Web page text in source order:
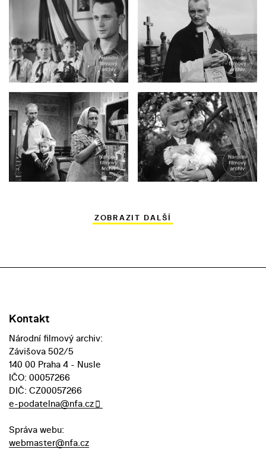
ZOBRAZIT DALŠÍ
Kontakt
Národní filmový archiv:
Závišova 502/5
140 00 Praha 4 - Nusle
IČO: 00057266
DIČ: CZ00057266
e-podatelna@nfa.cz
Správa webu:
webmaster@nfa.cz